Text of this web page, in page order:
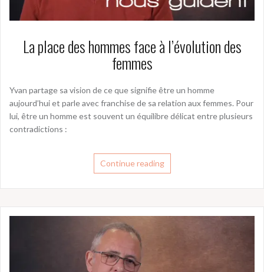
La place des hommes face à l’évolution des
femmes
Yvan partage sa vision de ce que signifie être un homme
aujourd’hui et parle avec franchise de sa relation aux femmes. Pour
lui, être un homme est souvent un équilibre délicat entre plusieurs
contradictions :
Continue reading